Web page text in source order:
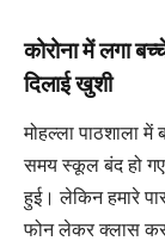
कोरोना में लगा
दिलाई खुशी
मोहल्ला पाठशाला
समय स्कूल बंद हो
हुई। लेकिन हमारे
फोन लेकर क्लास